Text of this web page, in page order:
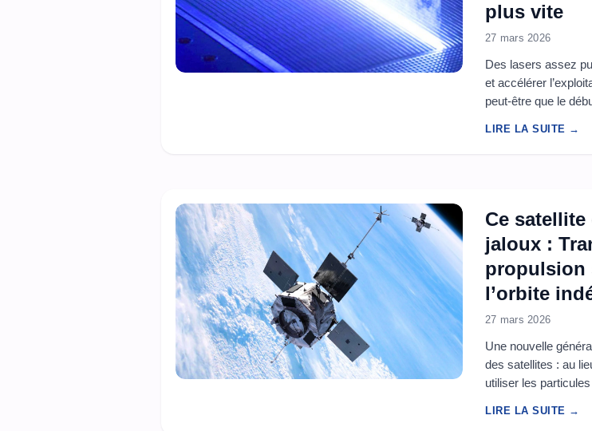
plus vite
27 mars 2026
Des lasers assez
et accélérer
peut-être que le
progressivement.
LIRE LA SUITE →
Ce
jaloux :
propulsion
l’orbite
27 mars 2026
Une nouvelle
des satellites : au
utiliser les
durables. Dans
LIRE LA SUITE →